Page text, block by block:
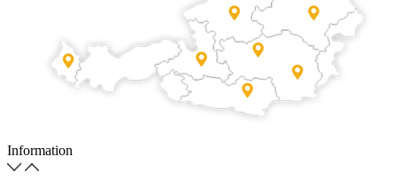
Information